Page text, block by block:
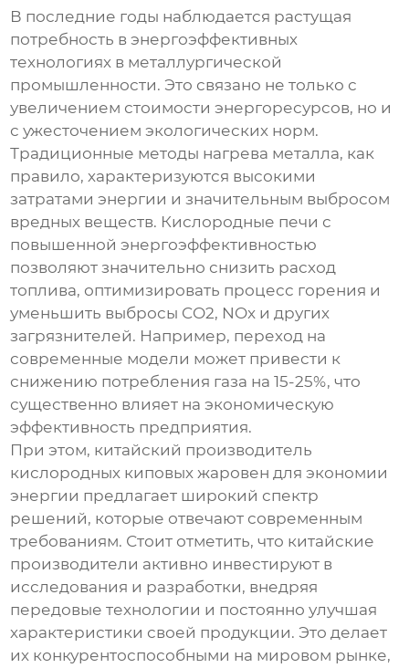
В последние годы наблюдается растущая
потребность в энергоэффективных
технологиях в металлургической
промышленности. Это связано не только с
увеличением стоимости энергоресурсов, но и
с ужесточением экологических норм.
Традиционные методы нагрева металла, как
правило, характеризуются высокими
затратами энергии и значительным выбросом
вредных веществ. Кислородные печи с
повышенной энергоэффективностью
позволяют значительно снизить расход
топлива, оптимизировать процесс горения и
уменьшить выбросы CO2, NOx и других
загрязнителей. Например, переход на
современные модели может привести к
снижению потребления газа на 15-25%, что
существенно влияет на экономическую
эффективность предприятия.
При этом, китайский производитель
кислородных киповых жаровен для экономии
энергии предлагает широкий спектр
решений, которые отвечают современным
требованиям. Стоит отметить, что китайские
производители активно инвестируют в
исследования и разработки, внедряя
передовые технологии и постоянно улучшая
характеристики своей продукции. Это делает
их конкурентоспособными на мировом рынке,